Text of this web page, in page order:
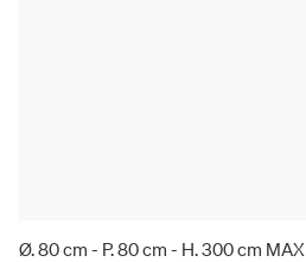
Ø. 80 cm - P. 80 cm - H. 300 cm MAX